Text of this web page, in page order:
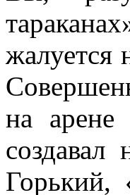
жалуется
на арене
Горький,